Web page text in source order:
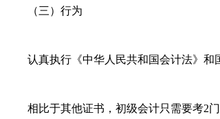
（三）行为
认真执行《中华人民共和国会计法》和
相比于其他证书，初级会计只需要考2门